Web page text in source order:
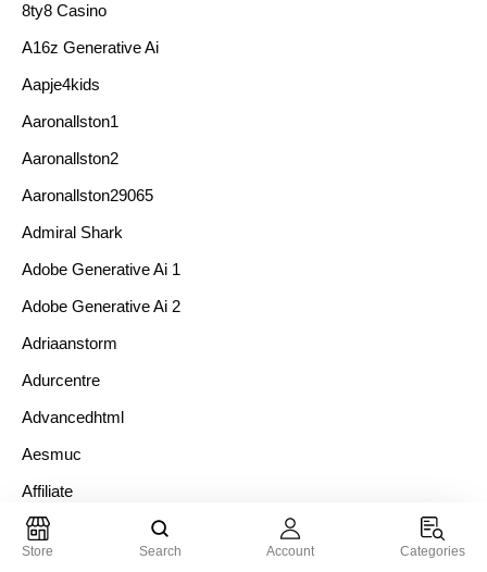
8ty8 Casino
A16z Generative Ai
Aapje4kids
Aaronallston1
Aaronallston2
Aaronallston29065
Admiral Shark
Adobe Generative Ai 1
Adobe Generative Ai 2
Adriaanstorm
Adurcentre
Advancedhtml
Aesmuc
Affiliate
Ai Chatbot Bard 3
Store Search Account Categories